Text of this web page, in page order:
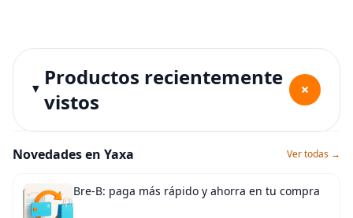
Productos recientemente
vistos
+
Novedades en Yaxa Ver todas →
Bre-B: paga más rápido y ahorra en tu compra